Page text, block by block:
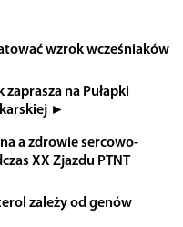
wzrok wcześniaków
na Pułapki
►
a zdrowie sercowo-
XX Zjazdu PTNT
zależy od genów